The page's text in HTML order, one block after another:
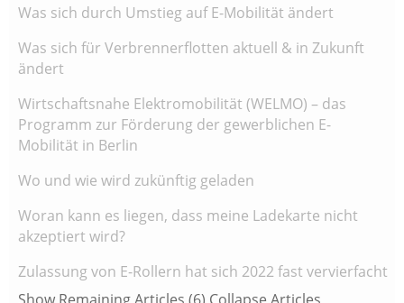
Was sich durch Umstieg auf E-Mobilität ändert
Was sich für Verbrennerflotten aktuell & in Zukunft
ändert
Wirtschaftsnahe Elektromobilität (WELMO) – das
Programm zur Förderung der gewerblichen E-
Mobilität in Berlin
Wo und wie wird zukünftig geladen
Woran kann es liegen, dass meine Ladekarte nicht
akzeptiert wird?
Zulassung von E-Rollern hat sich 2022 fast vervierfacht